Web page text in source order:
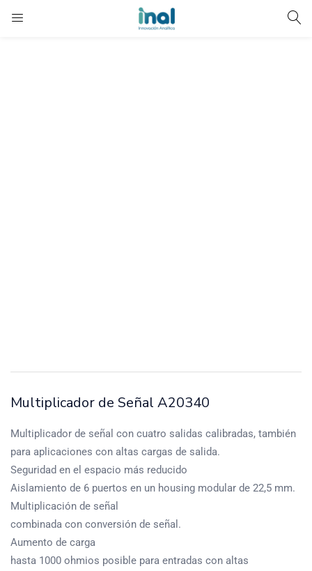
Multiplicador de Señal A20340
Multiplicador de señal con cuatro salidas calibradas, también
para aplicaciones con altas cargas de salida.
Seguridad en el espacio más reducido
Aislamiento de 6 puertos en un housing modular de 22,5 mm.
Multiplicación de señal
combinada con conversión de señal.
Aumento de carga
hasta 1000 ohmios posible para entradas con altas